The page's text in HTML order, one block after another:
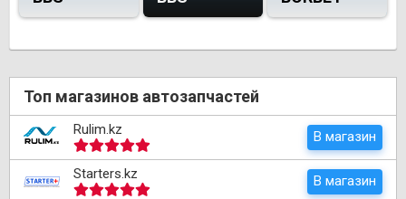
Топ магазинов автозапчастей
Rulim.kz В магазин
Starters.kz В магазин